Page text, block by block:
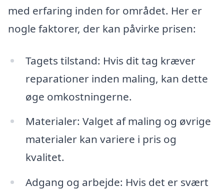
med erfaring inden for området. Her er
nogle faktorer, der kan påvirke prisen:
Tagets tilstand: Hvis dit tag kræver
reparationer inden maling, kan dette
øge omkostningerne.
Materialer: Valget af maling og øvrige
materialer kan variere i pris og
kvalitet.
Adgang og arbejde: Hvis det er svært